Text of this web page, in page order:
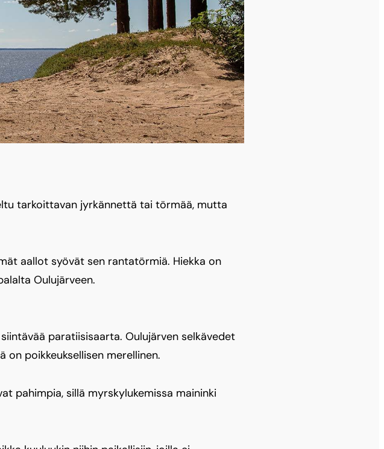
tarkoittavan jyrkännettä tai törmää, mutta
aallot syövät sen rantatörmiä. Hiekka on
Oulujärveen.
paratiisisaarta. Oulujärven selkävedet
on poikkeuksellisen merellinen.
pahimpia, sillä myrskylukemissa maininki